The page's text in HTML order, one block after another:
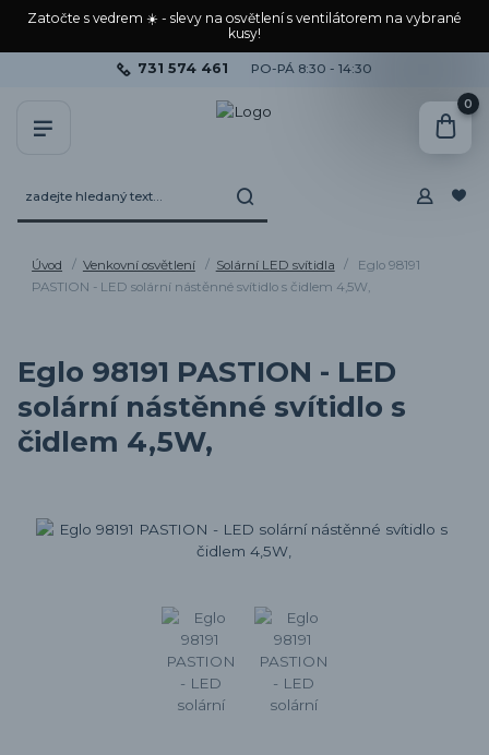
Zatočte s vedrem ☀️ - slevy na osvětlení s ventilátorem na vybrané
kusy!
731 574 461 PO-PÁ 8:30 - 14:30
0
Úvod Venkovní osvětlení Solární LED svítidla
Eglo 98191
PASTION - LED solární nástěnné svítidlo s čidlem 4,5W,
Eglo 98191 PASTION - LED
solární nástěnné svítidlo s
čidlem 4,5W,